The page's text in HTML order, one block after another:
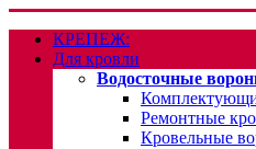
КРЕПЕЖ:
Для кровли
Водосточные
Ремонтные
Кровельные